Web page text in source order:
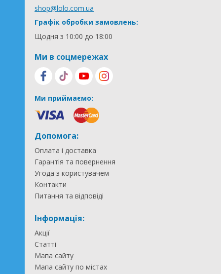
shop@lolo.com.ua
Графік обробки замовлень:
Щодня з 10:00 до 18:00
Ми в соцмережах
Ми приймаємо:
Допомога:
Оплата і доставка
Гарантія та повернення
Угода з користувачем
Контакти
Питання та відповіді
Інформація:
Акції
Статті
Мапа сайту
Мапа сайту по містах